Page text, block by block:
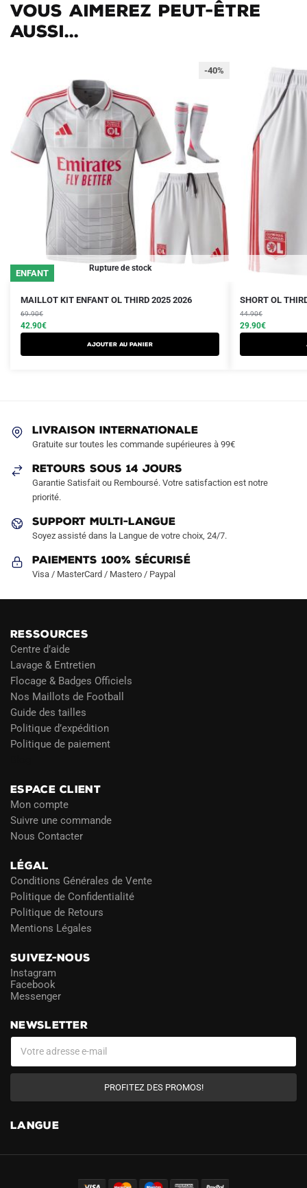
Vous aimerez peut-être
aussi...
Rupture de stock
ENFANT
-40%
MAILLOT KIT ENFANT OL THIRD 2025 2026
69.90€
Le
prix
initial
était :
42.90€
Le
prix
actuel
est :
AJOUTER AU PANIER
Ce
produit
a
être
choisies
sur
page
produit
SHORT OL
44.90€
Le
prix
initial
était :
29.90€
Le
prix
actuel
est :
Ce
produit
a
la
LIVRAISON INTERNATIONALE
Gratuite sur toutes les commande supérieures à 99€
RETOURS SOUS 14 JOURS
Garantie Satisfait ou Remboursé. Votre satisfaction est notre
priorité.
SUPPORT MULTI-LANGUE
Soyez assisté dans la Langue de votre choix, 24/7.
Paiements 100% Sécurisé
Visa / MasterCard / Mastero / Paypal
RESSOURCES
Centre d’aide
Lavage & Entretien
Flocage & Badges Officiels
Nos Maillots de Football
Guide des tailles
Politique d’expédition
Politique de paiement
ESPACE CLIENT
Mon compte
Suivre une commande
Nous Contacter
LÉGAL
Conditions Générales de Vente
Politique de Confidentialité
Politique de Retours
Mentions Légales
SUIVEZ-NOUS
Instagram
Facebook
Messenger
NEWSLETTER
PROFITEZ DES PROMOS!
LANGUE